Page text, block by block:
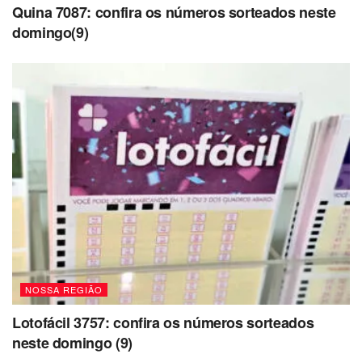
Quina 7087: confira os números sorteados neste
domingo(9)
NOSSA REGIÃO
Lotofácil 3757: confira os números sorteados
neste domingo (9)